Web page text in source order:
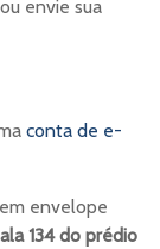
envie sua
conta de e-
envelope
134 do prédio